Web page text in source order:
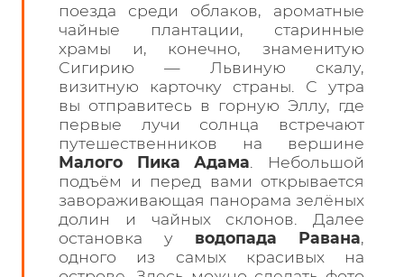
поезда среди облаков, ароматные
чайные плантации, старинные
храмы и, конечно, знаменитую
Сигирию — Львиную скалу,
визитную карточку страны. С утра
вы отправитесь в горную Эллу, где
первые лучи солнца встречают
путешественников на вершине
Малого Пика Адама . Небольшой
подъём и перед вами открывается
завораживающая панорама зелёных
долин и чайных склонов. Далее
остановка у водопада Равана,
одного из самых красивых на